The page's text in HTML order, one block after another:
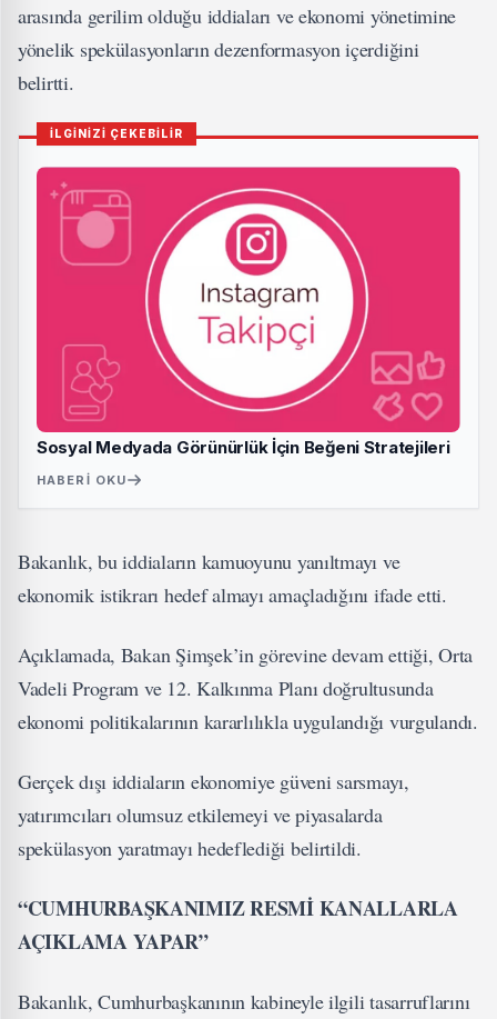
arasında gerilim olduğu iddiaları ve ekonomi yönetimine
yönelik spekülasyonların dezenformasyon içerdiğini
belirtti.
İLGİNİZİ ÇEKEBİLİR
Sosyal Medyada Görünürlük İçin Beğeni Stratejileri
HABERI OKU
Bakanlık, bu iddiaların kamuoyunu yanıltmayı ve
ekonomik istikrarı hedef almayı amaçladığını ifade etti.
Açıklamada, Bakan Şimşek’in görevine devam ettiği, Orta
Vadeli Program ve 12. Kalkınma Planı doğrultusunda
ekonomi politikalarının kararlılıkla uygulandığı vurgulandı.
Gerçek dışı iddiaların ekonomiye güveni sarsmayı,
yatırımcıları olumsuz etkilemeyi ve piyasalarda
spekülasyon yaratmayı hedeflediği belirtildi.
“CUMHURBAŞKANIMIZ RESMİ KANALLARLA
AÇIKLAMA YAPAR”
Bakanlık, Cumhurbaşkanının kabineyle ilgili tasarruflarını